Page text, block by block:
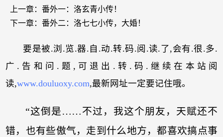
上一章： 番外一：洛玄青小传！
下一章： 番外二：洛七七小传，大婚！
要是被.浏.览.器.自.动.转.码.阅.读.了,会有.很.多.
广.告和问.题,可退出.转.码.继续在本站阅
读,www.douluoxy.com,最新网址一定要记住哦。
“这倒是……不过，我这个朋友，天赋还不
错，也有些傲气，走到什么地方，都喜欢搞点事